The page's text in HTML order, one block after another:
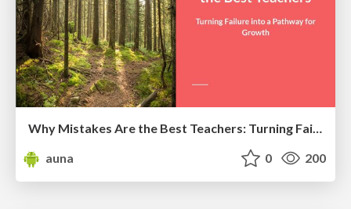
Why Mistakes Are the Best Teachers: Turning Failure into a Pathway for Growth
auna
0 200